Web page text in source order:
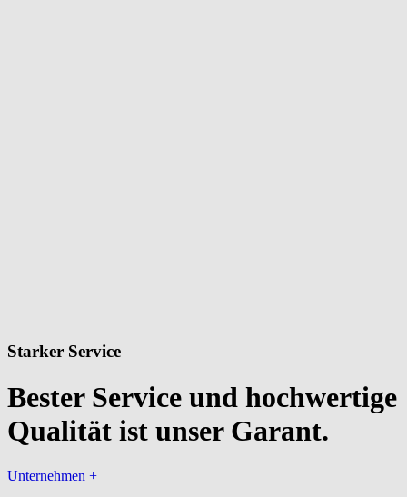
Starker Service
Bester Service und hochwertige
Qualität ist unser Garant.
Unternehmen +